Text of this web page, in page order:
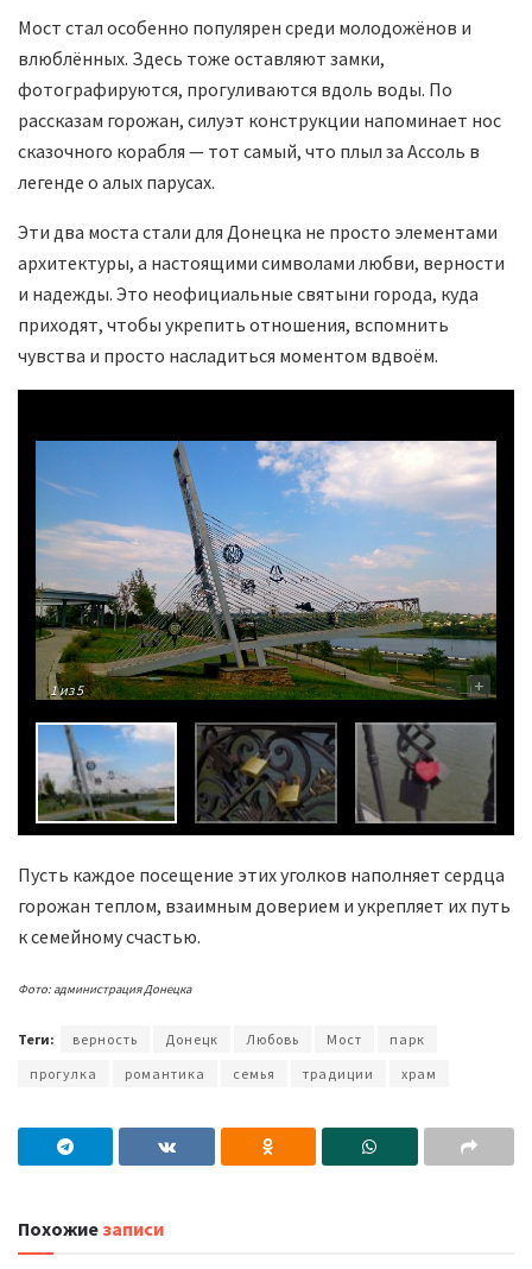
Мост стал особенно популярен среди молодожёнов и
влюблённых. Здесь тоже оставляют замки,
фотографируются, прогуливаются вдоль воды. По
рассказам горожан, силуэт конструкции напоминает нос
сказочного корабля — тот самый, что плыл за Ассоль в
легенде о алых парусах.
Эти два моста стали для Донецка не просто элементами
архитектуры, а настоящими символами любви, верности
и надежды. Это неофициальные святыни города, куда
приходят, чтобы укрепить отношения, вспомнить
чувства и просто насладиться моментом вдвоём.
1из 5 - +
Пусть каждое посещение этих уголков наполняет сердца
горожан теплом, взаимным доверием и укрепляет их путь
к семейному счастью.
Фото: администрация Донецка
Теги: верность Донецк Любовь Мост
парк
прогулка
романтика семья традиции храм
Похожие записи